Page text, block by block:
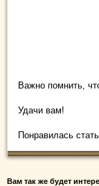
Важно помнить,
Удачи вам!
Понравилась
Вам так же будет